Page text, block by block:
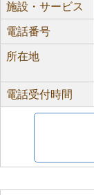
施設・サービス
電話番号
所在地
電話受付時間